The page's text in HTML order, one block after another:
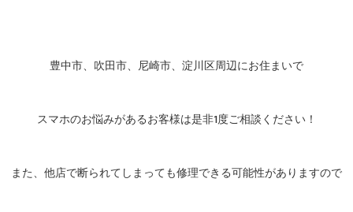
豊中市、吹田市、尼崎市、淀川区周辺にお住まいで
スマホのお悩みがあるお客様は是非1度ご相談ください！
また、他店で断られてしまっても修理できる可能性がありますので